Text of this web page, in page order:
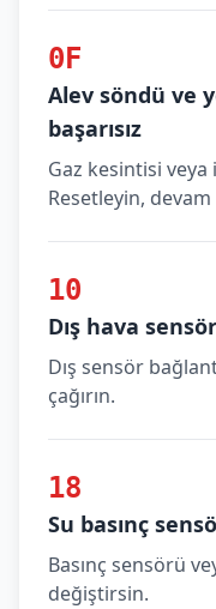
0F
Alev söndü ve
başarısız
Gaz kesintisi
Resetleyin,
10
Dış hava
Dış sensör
çağırın.
18
Su basınç
Basınç sensörü
değiştirsin.